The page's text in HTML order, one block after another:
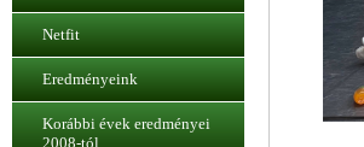
Netfit
Eredményeink
Korábbi évek eredményei
2008-tól